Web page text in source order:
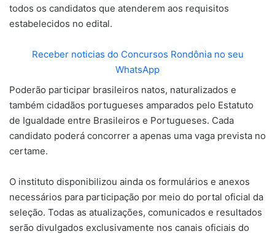
todos os candidatos que atenderem aos requisitos
estabelecidos no edital.
Receber noticias do Concursos Rondônia no seu
WhatsApp
Poderão participar brasileiros natos, naturalizados e
também cidadãos portugueses amparados pelo Estatuto
de Igualdade entre Brasileiros e Portugueses. Cada
candidato poderá concorrer a apenas uma vaga prevista no
certame.
O instituto disponibilizou ainda os formulários e anexos
necessários para participação por meio do portal oficial da
seleção. Todas as atualizações, comunicados e resultados
serão divulgados exclusivamente nos canais oficiais do